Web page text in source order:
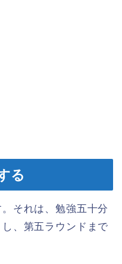
る
それは、勉強五十分
、第五ラウンドまで